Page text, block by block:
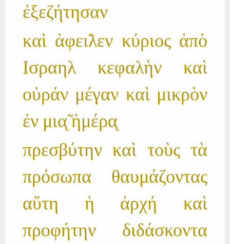
ἐξεζήτησαν
καὶ ἀφει̃λεν κύριος ἀπὸ
Ισραηλ κεφαλὴν καὶ
οὐράν μέγαν καὶ μικρὸν
ἐν μια̨̃ ἡμέρα̨
πρεσβύτην καὶ τοὺς τὰ
πρόσωπα θαυμάζοντας
αὕτη ἡ ἀρχή καὶ
προφήτην διδάσκοντα